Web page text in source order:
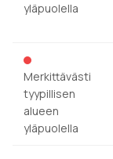
yläpuolella
Merkittävästi
tyypillisen
alueen
yläpuolella